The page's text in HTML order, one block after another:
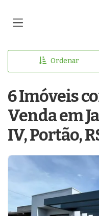
Ordenar
6 Imóveis
Venda em
IV, Portão,